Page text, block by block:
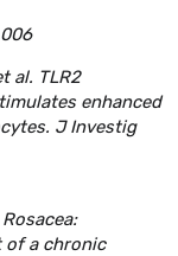
al. TLR2
enhanced
J Investig
of a chronic